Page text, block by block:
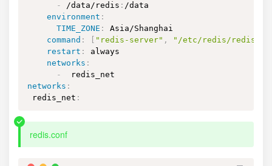
-
/data/redis : /data
environment :
TIME_ZONE :
Asia/Shanghai
command : "redis-server" ,
"/etc/redis/
restart :
always
networks :
-
networks :
redis_net :
redis.conf